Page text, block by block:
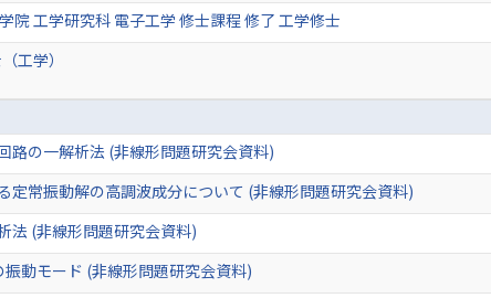
工学研究科 電子工学 修士課程 修了 工学修士
工学）
路の一解析法 (非線形問題研究会資料)
定常振動解の高調波成分について (非線形問題研究会資料)
法 (非線形問題研究会資料)
動モード (非線形問題研究会資料)